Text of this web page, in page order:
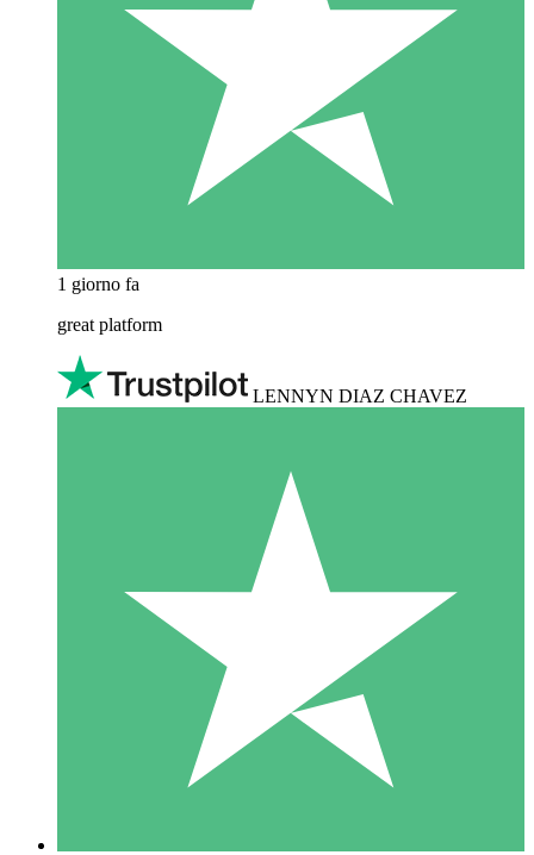
1 giorno fa
great platform
LENNYN DIAZ CHAVEZ